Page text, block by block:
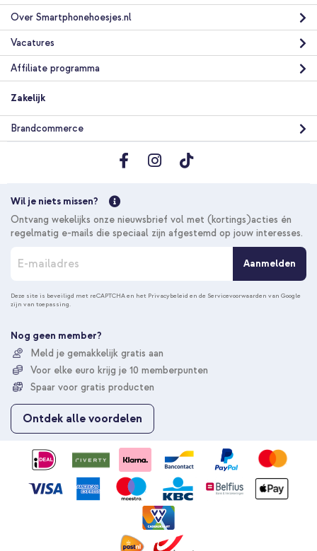
Over Smartphonehoesjes.nl
Vacatures
Affiliate programma
Zakelijk
Brandcommerce
Wil je niets missen?
Ontvang wekelijks onze nieuwsbrief vol met (kortings)acties én
regelmatig e-mails die speciaal zijn afgestemd op jouw interesses.
n
n
e
u
o
p
z
Aanmelden
Deze site is beveiligd met reCAPTCHA en het Privacybeleid en de Servicevoorwaarden van Google
zijn van toepassing.
Nog geen member?
Meld je gemakkelijk gratis aan
Voor elke euro krijg je 10 memberpunten
Spaar voor gratis producten
Ontdek alle voordelen